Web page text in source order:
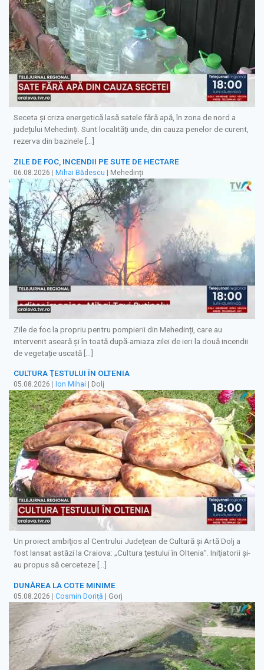
Seceta și criza energetică lasă satele fără apă, în zona de nord a
județului Mehedinți. Sunt localități unde, din cauza penelor de curent,
rezerva din bazinele […]
ZILE DE FOC, INCENDII PE SUTE DE HECTARE
06.08.2026 | Mihai Bădescu | Mehedinți
Zile de foc la propriu pentru pompierii din Mehedinți, care au
intervenit aseară și în toată după-amiaza zilei de ieri la două incendii
de vegetație uscată […]
CULTURA ŢESTULUI ÎN OLTENIA
05.08.2026 Ion Mihai | Dolj
Un proiect ambiţios al Centrului Judeţean de Cultură şi Artă Dolj a
fost lansat astăzi la Craiova: „Cultura ţestului în Oltenia”. Iniţiatorii şi-
au propus să cerceteze […]
DUNĂREA LA COTE MINIME
05.08.2026 | Cosmin Doriță | Gorj